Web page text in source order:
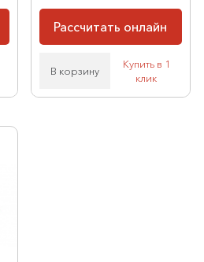
Рассчитать онлайн
В корзину
Купить в 1
клик